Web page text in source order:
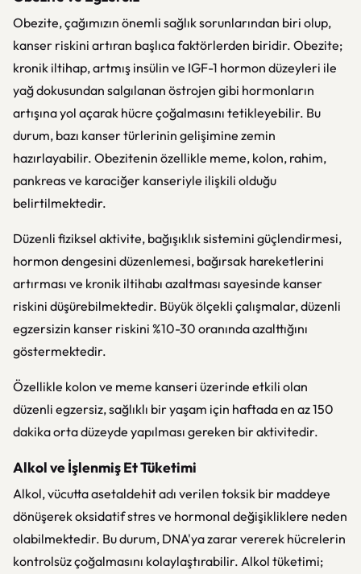
Obezite, çağımızın önemli sağlık sorunlarından biri olup,
kanser riskini artıran başlıca faktörlerden biridir. Obezite;
kronik iltihap, artmış insülin ve IGF-1 hormon düzeyleri ile
yağ dokusundan salgılanan östrojen gibi hormonların
artışına yol açarak hücre çoğalmasını tetikleyebilir. Bu
durum, bazı kanser türlerinin gelişimine zemin
hazırlayabilir. Obezitenin özellikle meme, kolon, rahim,
pankreas ve karaciğer kanseriyle ilişkili olduğu
belirtilmektedir.
Düzenli fiziksel aktivite, bağışıklık sistemini güçlendirmesi,
hormon dengesini düzenlemesi, bağırsak hareketlerini
artırması ve kronik iltihabı azaltması sayesinde kanser
riskini düşürebilmektedir. Büyük ölçekli çalışmalar, düzenli
egzersizin kanser riskini %10-30 oranında azalttığını
göstermektedir.
Özellikle kolon ve meme kanseri üzerinde etkili olan
düzenli egzersiz, sağlıklı bir yaşam için haftada en az 150
dakika orta düzeyde yapılması gereken bir aktivitedir.
Alkol ve İşlenmiş Et Tüketimi
Alkol, vücutta asetaldehit adı verilen toksik bir maddeye
dönüşerek oksidatif stres ve hormonal değişikliklere neden
olabilmektedir. Bu durum, DNA'ya zarar vererek hücrelerin
kontrolsüz çoğalmasını kolaylaştırabilir. Alkol tüketimi;